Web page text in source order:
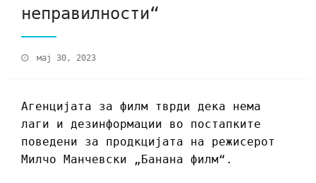
неправилности“
мај 30, 2023
Агенцијата за филм тврди дека нема
лаги и дезинформации во постапките
поведени за продкцијата на режисерот
Милчо Манчевски „Банана филм“.